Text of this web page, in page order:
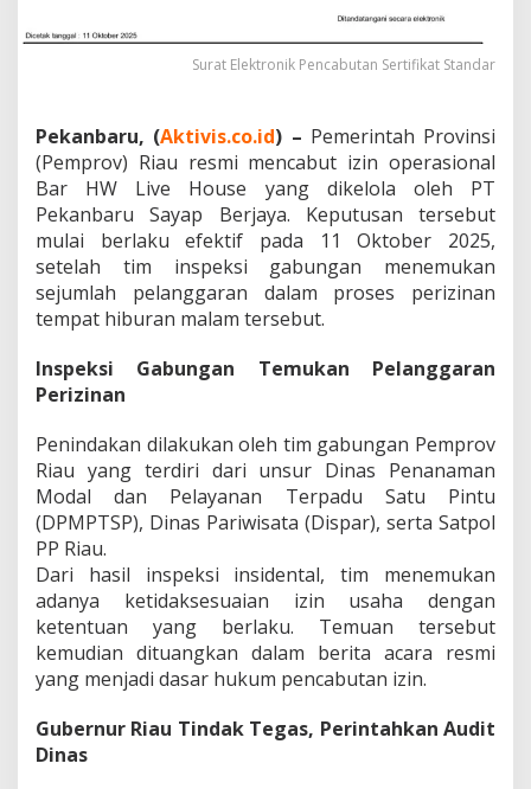
a
P
e
r
i
n
t
h
n
A
u
d
i
D
i
n
a
s
T
k
Surat Elektronik Pencabutan Sertifikat Standar
Pekanbaru, (Aktivis.co.id) – Pemerintah Provinsi
(Pemprov) Riau resmi mencabut izin operasional
Bar HW Live House yang dikelola oleh PT
Pekanbaru Sayap Berjaya. Keputusan tersebut
mulai berlaku efektif pada 11 Oktober 2025,
setelah tim inspeksi gabungan menemukan
sejumlah pelanggaran dalam proses perizinan
tempat hiburan malam tersebut.
Inspeksi Gabungan Temukan Pelanggaran
Perizinan
Penindakan dilakukan oleh tim gabungan Pemprov
Riau yang terdiri dari unsur Dinas Penanaman
Modal dan Pelayanan Terpadu Satu Pintu
(DPMPTSP), Dinas Pariwisata (Dispar), serta Satpol
PP Riau.
Dari hasil inspeksi insidental, tim menemukan
adanya ketidaksesuaian izin usaha dengan
ketentuan yang berlaku. Temuan tersebut
kemudian dituangkan dalam berita acara resmi
yang menjadi dasar hukum pencabutan izin.
Gubernur Riau Tindak Tegas, Perintahkan Audit
Dinas